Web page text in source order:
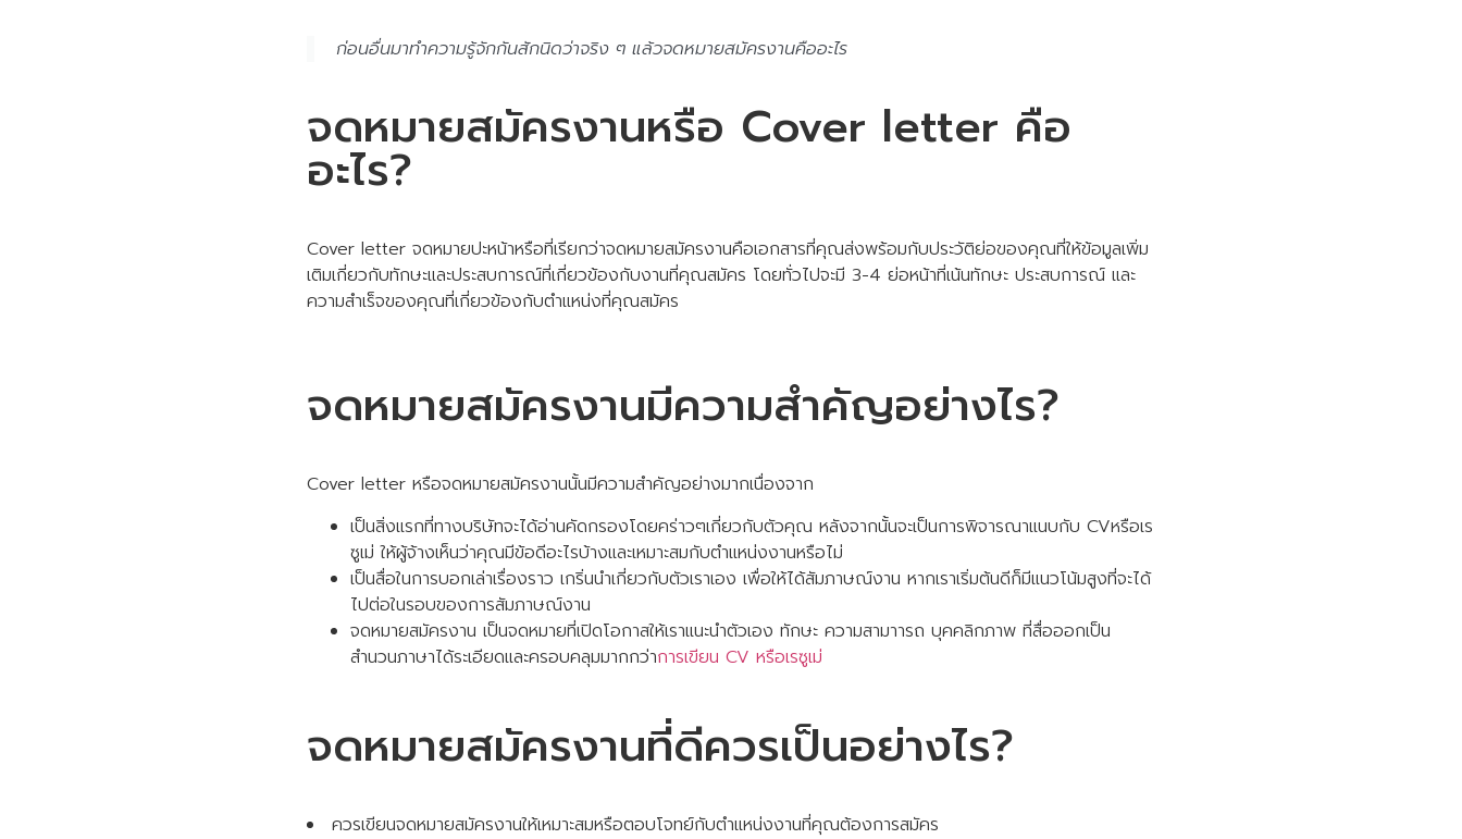
ก่อนอื่นมาทำความรู้จักกันสักนิดว่าจริง ๆ แล้วจดหมายสมัครงานคืออะไร
จดหมายสมัครงานหรือ Cover letter คือ
อะไร?
Cover letter จดหมายปะหน้าหรือที่เรียกว่าจดหมายสมัครงานคือเอกสารที่คุณส่งพร้อมกับประวัติย่อของคุณที่ให้ข้อมูลเพิ่ม
เติมเกี่ยวกับทักษะและประสบการณ์ที่เกี่ยวข้องกับงานที่คุณสมัคร โดยทั่วไปจะมี 3-4 ย่อหน้าที่เน้นทักษะ ประสบการณ์ และ
ความสำเร็จของคุณที่เกี่ยวข้องกับตำแหน่งที่คุณสมัคร
จดหมายสมัครงานมีความสำคัญอย่างไร?​
Cover letter หรือจดหมายสมัครงานนั้นมีความสำคัญอย่างมากเนื่องจาก
เป็นสิ่งแรกที่ทางบริษัทจะได้อ่านคัดกรองโดยคร่าวๆเกี่ยวกับตัวคุณ หลังจากนั้นจะเป็นการพิจารณาแนบกับ CVหรือเร
ซูเม่ ให้ผู้จ้างเห็นว่าคุณมีข้อดีอะไรบ้างและเหมาะสมกับตำแหน่งงานหรือไม่
เป็นสื่อในการบอกเล่าเรื่องราว เกริ่นนำเกี่ยวกับตัวเราเอง เพื่อให้ได้สัมภาษณ์งาน หากเราเริ่มต้นดีก็มีแนวโน้มสูงที่จะได้
ไปต่อในรอบของการสัมภาษณ์งาน
จดหมายสมัครงาน เป็นจดหมายที่เปิดโอกาสให้เราแนะนำตัวเอง ทักษะ ความสามาารถ บุคคลิกภาพ ที่สื่อออกเป็น
สำนวนภาษาได้ระเอียดและครอบคลุมมากกว่าการเขียน CV หรือเรซูเม่
จดหมายสมัครงานที่ดีควรเป็นอย่างไร?
ควรเขียนจดหมายสมัครงานให้เหมาะสมหรือตอบโจทย์กับตำแหน่งงานที่คุณต้องการสมัคร